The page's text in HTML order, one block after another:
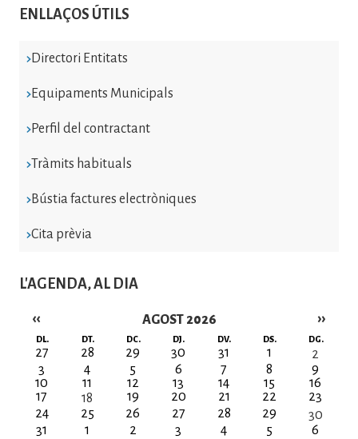
ENLLAÇOS ÚTILS
Directori Entitats
Equipaments Municipals
Perfil del contractant
Tràmits habituals
Bústia factures electròniques
Cita prèvia
L'AGENDA, AL DIA
AGOST 2026
Paginació
‹‹ ››
DL. DT. DC. DJ. DV. DS. DG.
27 28 29 30 31 1
2
3
4 5 6 7 8
9
10
11 12 13 14 15
16
17
18 19 20 21 22
23
24
25 26 27 28 29
30
31
1 2 3 4 5 6